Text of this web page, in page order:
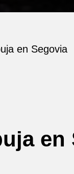
en Segovia
en